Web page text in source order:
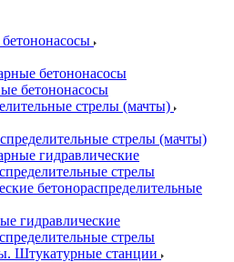
бетононасосы
бетононасосы
стрелы (мачты)
стрелы (мачты)
гидравлические
стрелы
бетонораспределительные
гидравлические
стрелы
Штукатурные станции